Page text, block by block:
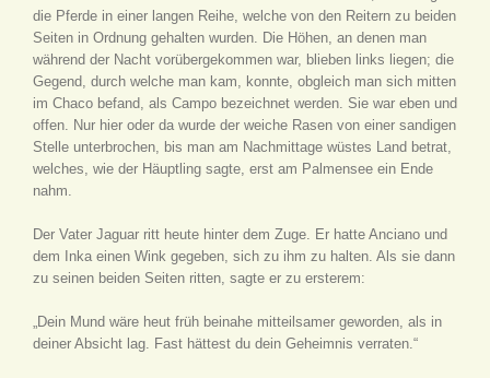
die Pferde in einer langen Reihe, welche von den Reitern zu beiden
Seiten in Ordnung gehalten wurden. Die Höhen, an denen man
während der Nacht vorübergekommen war, blieben links liegen; die
Gegend, durch welche man kam, konnte, obgleich man sich mitten
im Chaco befand, als Campo bezeichnet werden. Sie war eben und
offen. Nur hier oder da wurde der weiche Rasen von einer sandigen
Stelle unterbrochen, bis man am Nachmittage wüstes Land betrat,
welches, wie der Häuptling sagte, erst am Palmensee ein Ende
nahm.
Der Vater Jaguar ritt heute hinter dem Zuge. Er hatte Anciano und
dem Inka einen Wink gegeben, sich zu ihm zu halten. Als sie dann
zu seinen beiden Seiten ritten, sagte er zu ersterem:
„Dein Mund wäre heut früh beinahe mitteilsamer geworden, als in
deiner Absicht lag. Fast hättest du dein Geheimnis verraten.“